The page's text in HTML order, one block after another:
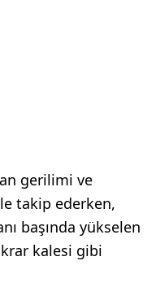
gerilimi ve
takip ederken,
başında yükselen
kalesi gibi